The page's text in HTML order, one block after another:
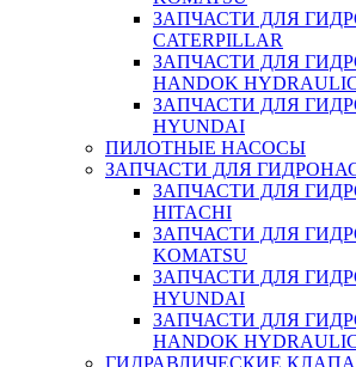
ЗАПЧАСТИ ДЛЯ
CATERPILLAR
ЗАПЧАСТИ ДЛЯ
HANDOK
ЗАПЧАСТИ ДЛЯ
HYUNDAI
ПИЛОТНЫЕ НАСОСЫ
ЗАПЧАСТИ ДЛЯ
ЗАПЧАСТИ ДЛЯ
HITACHI
ЗАПЧАСТИ ДЛЯ
KOMATSU
ЗАПЧАСТИ ДЛЯ
HYUNDAI
ЗАПЧАСТИ ДЛЯ
HANDOK
ГИДРАВЛИЧЕСКИЕ